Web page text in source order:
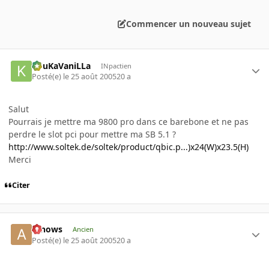
Commencer un nouveau sujet
KouKaVaniLLa INpactien
Posté(e) le 25 août 200520 a
Salut
Pourrais je mettre ma 9800 pro dans ce barebone et ne pas
perdre le slot pci pour mettre ma SB 5.1 ?
http://www.soltek.de/soltek/product/qbic.p...)x24(W)x23.5(H)
Merci
Citer
arnows Ancien
Posté(e) le 25 août 200520 a